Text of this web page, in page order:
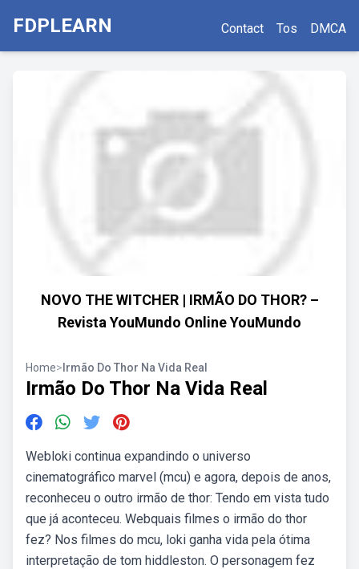
FDPLEARN Contact Tos DMCA
NOVO THE WITCHER | IRMÃO DO THOR? –
Revista YouMundo Online YouMundo
Home> Irmão Do Thor Na Vida Real
Irmão Do Thor Na Vida Real
Webloki continua expandindo o universo
cinematográfico marvel (mcu) e agora, depois de anos,
reconheceu o outro irmão de thor: Tendo em vista tudo
que já aconteceu. Webquais filmes o irmão do thor
fez? Nos filmes do mcu, loki ganha vida pela ótima
interpretação de tom hiddleston. O personagem fez